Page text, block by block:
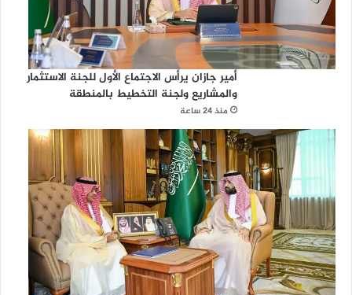
أمير جازان يرأس الاجتماع الأول للجنة الاستثمار
والمشاريع ولجنة التخطيط بالمنطقة
منذ 24 ساعة